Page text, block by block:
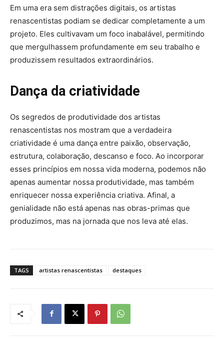
Em uma era sem distrações digitais, os artistas
renascentistas podiam se dedicar completamente a um
projeto. Eles cultivavam um foco inabalável, permitindo
que mergulhassem profundamente em seu trabalho e
produzissem resultados extraordinários.
Dança da criatividade
Os segredos de produtividade dos artistas
renascentistas nos mostram que a verdadeira
criatividade é uma dança entre paixão, observação,
estrutura, colaboração, descanso e foco. Ao incorporar
esses princípios em nossa vida moderna, podemos não
apenas aumentar nossa produtividade, mas também
enriquecer nossa experiência criativa. Afinal, a
genialidade não está apenas nas obras-primas que
produzimos, mas na jornada que nos leva até elas.
TAGS artistas renascentistas destaques